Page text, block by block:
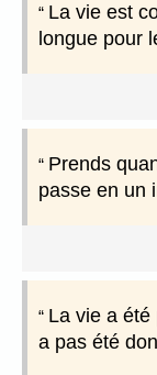
La vie est
longue pour
Prends
passe en un
La vie a été
a pas été